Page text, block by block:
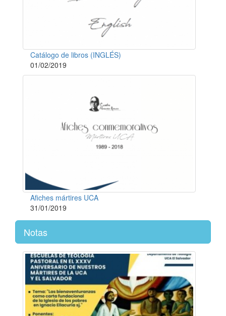
Catálogo de libros (INGLÉS)
01/02/2019
Afiches mártires UCA
31/01/2019
Notas